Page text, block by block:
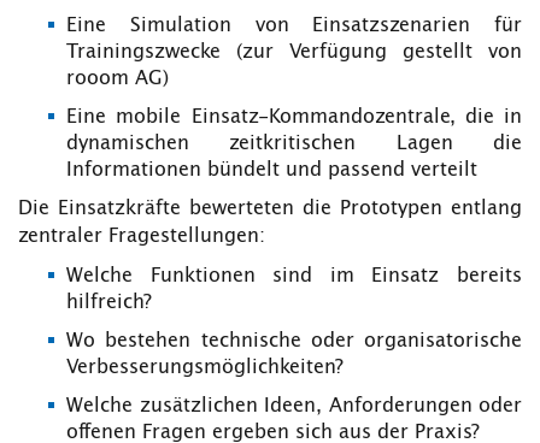
Eine Simulation von Einsatzszenarien für
Trainingszwecke (zur Verfügung gestellt von
rooom AG)
Eine mobile Einsatz-Kommandozentrale, die in
dynamischen zeitkritischen Lagen die
Informationen bündelt und passend verteilt
Die Einsatzkräfte bewerteten die Prototypen entlang
zentraler Fragestellungen:
Welche Funktionen sind im Einsatz bereits
hilfreich?
Wo bestehen technische oder organisatorische
Verbesserungsmöglichkeiten?
Welche zusätzlichen Ideen, Anforderungen oder
offenen Fragen ergeben sich aus der Praxis?